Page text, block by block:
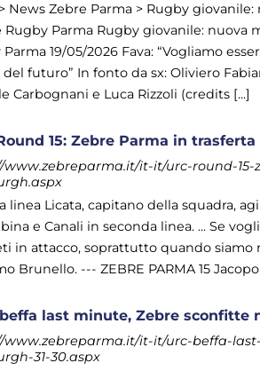
News Zebre Parma > Rugby
Rugby Parma Rugby giovanile: nuova
Parma 19/05/2026 Fava: “Vogliamo
futuro” In fonto da sx: Oliviero
Carbognani e Luca Rizzoli (credits [...]
15: Zebre Parma in
www.zebreparma.it/it-it/urc-round-
linea Licata, capitano della squadra,
e Canali in seconda linea. ... Se
in attacco, soprattutto quando siamo
Brunello. --- ZEBRE PARMA 15
beffa last minute, Zebre sconfitte
www.zebreparma.it/it-it/urc-beffa-
31-30.aspx